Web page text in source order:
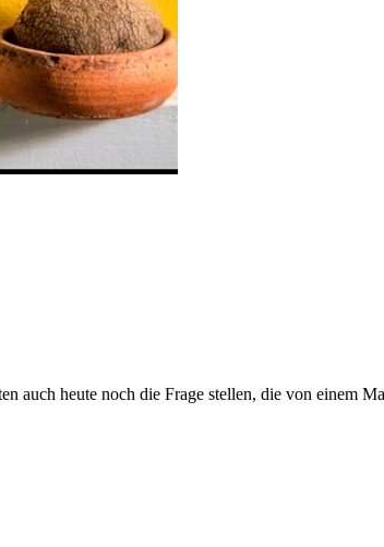
heute noch die Frage stellen, die von einem